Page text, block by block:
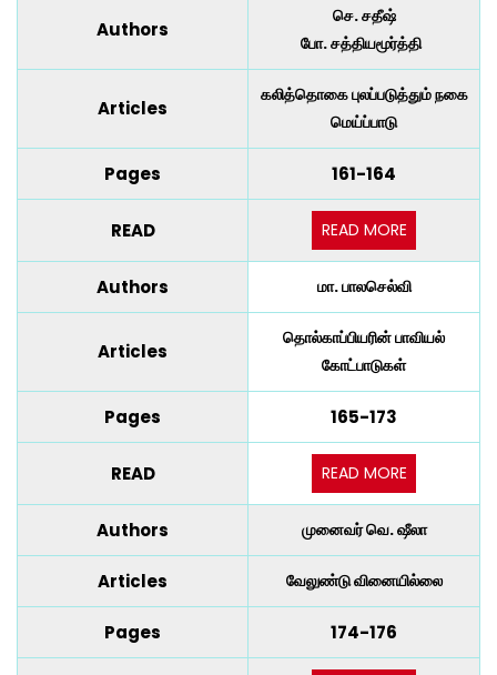
Authors
செ. சதீஷ்
போ. சத்தியமூர்த்தி
Articles
கலித்தொகை புலப்படுத்தும் நகை
மெய்ப்பாடு
Pages 161-164
READ READ MORE
Authors மா. பாலசெல்வி
Articles
தொல்காப்பியரின் பாவியல்
கோட்பாடுகள்
Pages 165-173
READ READ MORE
Authors முனைவர் வெ. ஷீலா
Articles வேலுண்டு வினையில்லை
Pages 174-176